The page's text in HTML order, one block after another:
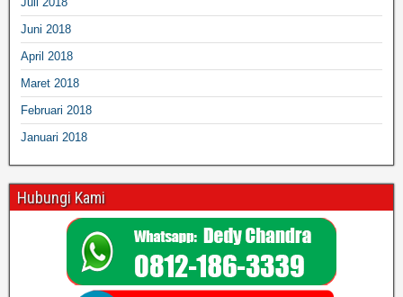
Juni 2018
April 2018
Maret 2018
Februari 2018
Januari 2018
Hubungi Kami